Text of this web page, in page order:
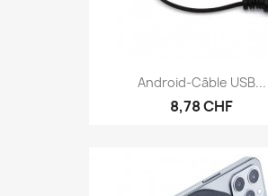
Android-Câble USB...
8,78 CHF